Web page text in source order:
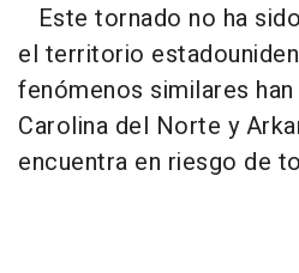
Este tornado no ha
el territorio
fenómenos similares
Carolina del Norte y
encuentra en riesgo de